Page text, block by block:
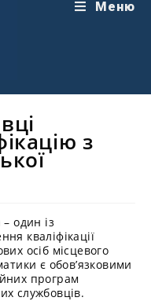
Меню
з
один із
кваліфікації
осіб місцевого
є обов’язковими
програм
службовців.